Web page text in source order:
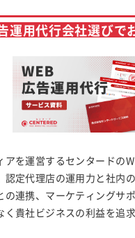
運用代行会社選びで
アを運営するセンタードの
認定代理店の運用力と社内
の連携、マーケティングサ
く貴社ビジネスの利益を追